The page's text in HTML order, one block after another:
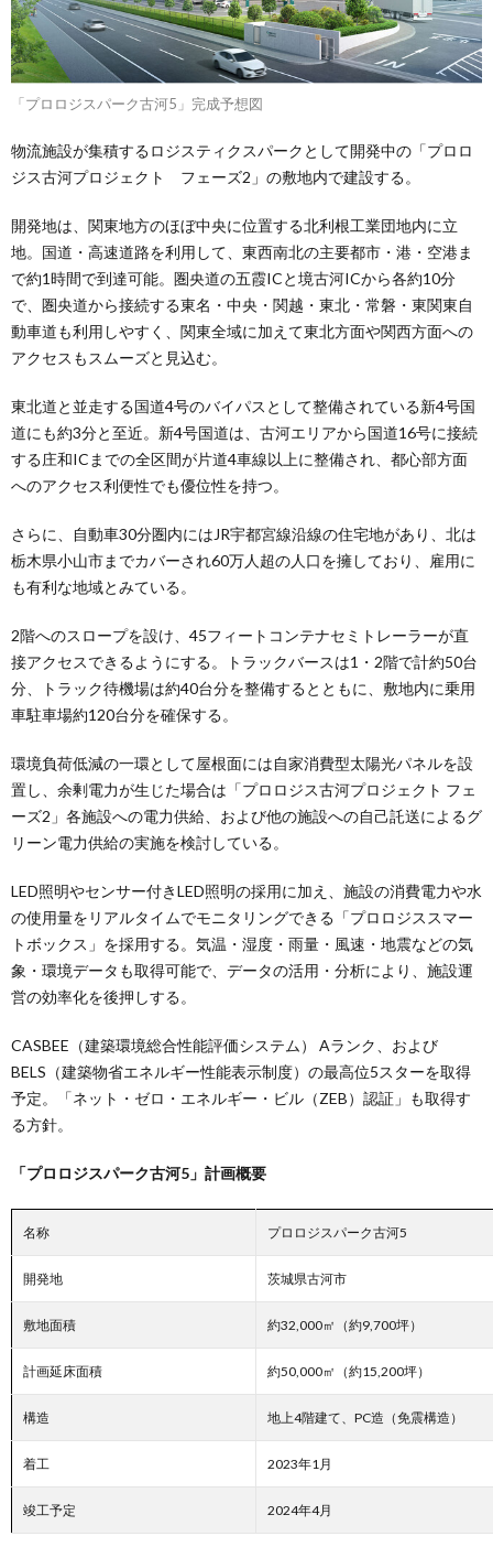
「プロロジスパーク古河5」完成予想図
物流施設が集積するロジスティクスパークとして開発中の「プロロ
ジス古河プロジェクト フェーズ2」の敷地内で建設する。
開発地は、関東地方のほぼ中央に位置する北利根工業団地内に立
地。国道・高速道路を利用して、東西南北の主要都市・港・空港ま
で約1時間で到達可能。圏央道の五霞ICと境古河ICから各約10分
で、圏央道から接続する東名・中央・関越・東北・常磐・東関東自
動車道も利用しやすく、関東全域に加えて東北方面や関西方面への
アクセスもスムーズと見込む。
東北道と並走する国道4号のバイパスとして整備されている新4号国
道にも約3分と至近。新4号国道は、古河エリアから国道16号に接続
する庄和ICまでの全区間が片道4車線以上に整備され、都心部方面
へのアクセス利便性でも優位性を持つ。
さらに、自動車30分圏内にはJR宇都宮線沿線の住宅地があり、北は
栃木県小山市までカバーされ60万人超の人口を擁しており、雇用に
も有利な地域とみている。
2階へのスロープを設け、45フィートコンテナセミトレーラーが直
接アクセスできるようにする。トラックバースは1・2階で計約50台
分、トラック待機場は約40台分を整備するとともに、敷地内に乗用
車駐車場約120台分を確保する。
環境負荷低減の一環として屋根面には自家消費型太陽光パネルを設
置し、余剰電力が生じた場合は「プロロジス古河プロジェクト フェ
ーズ2」各施設への電力供給、および他の施設への自己託送によるグ
リーン電力供給の実施を検討している。
LED照明やセンサー付きLED照明の採用に加え、施設の消費電力や水
の使用量をリアルタイムでモニタリングできる「プロロジススマー
トボックス」を採用する。気温・湿度・雨量・風速・地震などの気
象・環境データも取得可能で、データの活用・分析により、施設運
営の効率化を後押しする。
CASBEE（建築環境総合性能評価システム） Aランク、および
BELS（建築物省エネルギー性能表示制度）の最高位5スターを取得
予定。「ネット・ゼロ・エネルギー・ビル（ZEB）認証」も取得す
る方針。
「プロロジスパーク古河5」計画概要
名称 プロロジスパーク古河5
開発地 茨城県古河市
敷地面積 約32,000㎡（約9,700坪）
計画延床面積 約50,000㎡（約15,200坪）
構造 地上4階建て、PC造（免震構造）
着工 2023年1月
竣工予定 2024年4月